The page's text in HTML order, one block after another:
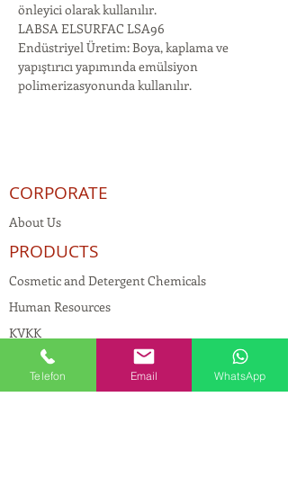
önleyici olarak kullanılır.
LABSA ELSURFAC LSA96
Endüstriyel Üretim: Boya, kaplama ve
yapıştırıcı yapımında emülsiyon
polimerizasyonunda kullanılır.
CORPORATE
About Us
PRODUCTS
Cosmetic and Detergent Chemicals
Human Resources
KVKK
Quality Policy
Textile Chemicals
Telefon Email WhatsApp